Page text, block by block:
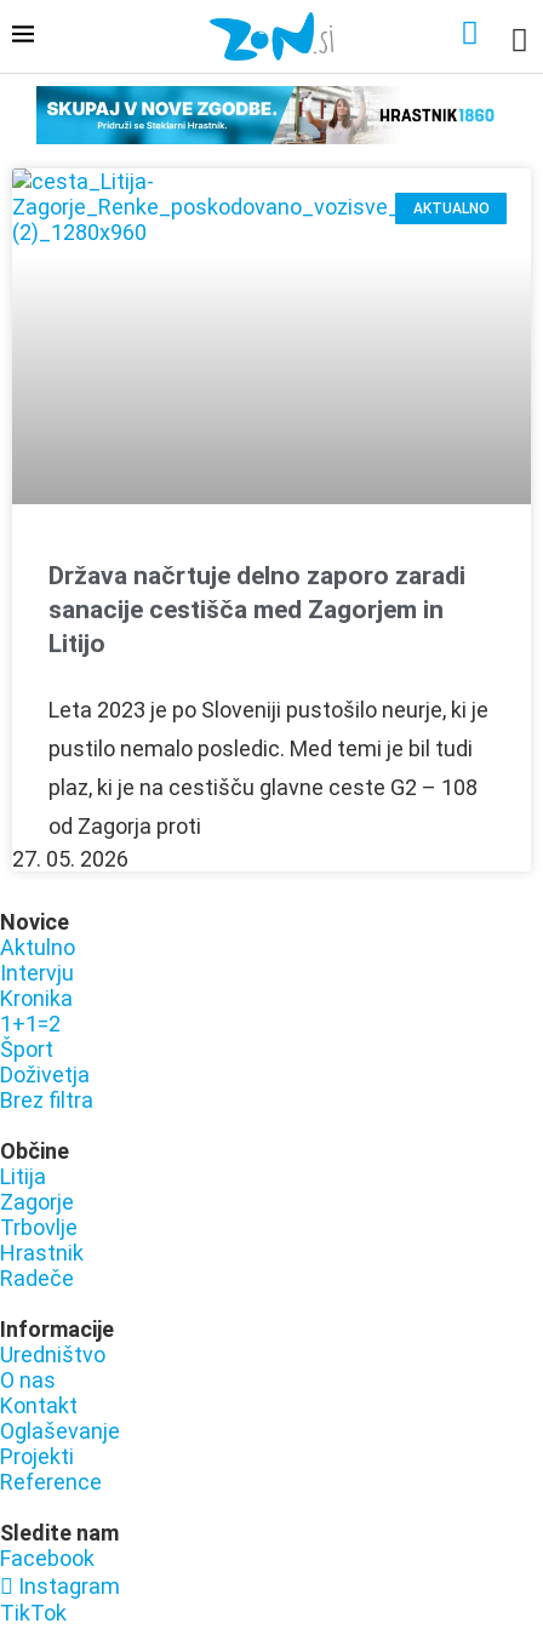
AKTUALNO
Država načrtuje delno zaporo zaradi
sanacije cestišča med Zagorjem in
Litijo
Leta 2023 je po Sloveniji pustošilo neurje, ki je
pustilo nemalo posledic. Med temi je bil tudi
plaz, ki je na cestišču glavne ceste G2 – 108
od Zagorja proti
27. 05. 2026
Novice
Aktulno
Intervju
Kronika
1+1=2
Šport
Doživetja
Brez filtra
Občine
Litija
Zagorje
Trbovlje
Hrastnik
Radeče
Informacije
Uredništvo
O nas
Kontakt
Oglaševanje
Projekti
Reference
Sledite nam
Facebook
Instagram
TikTok